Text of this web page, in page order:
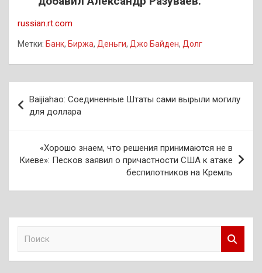
russian.rt.com
Метки: Банк, Биржа, Деньги, Джо Байден, Долг
по
записям
Baijiahao: Соединенные Штаты сами вырыли могилу
для доллара
«Хорошо знаем, что решения принимаются не в
Киеве»: Песков заявил о причастности США к атаке
беспилотников на Кремль